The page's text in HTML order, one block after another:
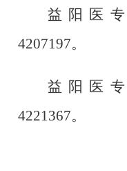
益阳医专
益阳医专
4221367。